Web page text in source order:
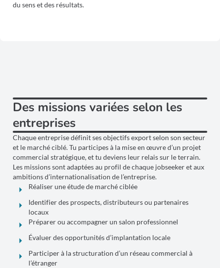
du sens et des résultats.
Des missions variées selon les
entreprises
Chaque entreprise définit ses objectifs export selon son secteur
et le marché ciblé. Tu participes à la mise en œuvre d’un projet
commercial stratégique, et tu deviens leur relais sur le terrain.
Les missions sont adaptées au profil de chaque jobseeker et aux
ambitions d’internationalisation de l’entreprise.
Réaliser une étude de marché ciblée
Identifier des prospects, distributeurs ou partenaires
locaux
Préparer ou accompagner un salon professionnel
Évaluer des opportunités d’implantation locale
Participer à la structuration d’un réseau commercial à
l’étranger